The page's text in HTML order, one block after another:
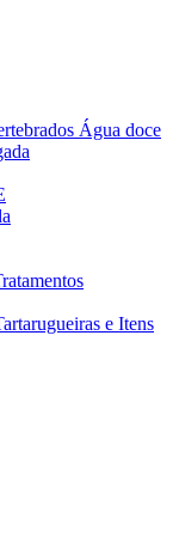
Água doce
e Itens